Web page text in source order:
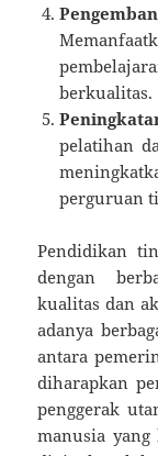
berkualitas.
pelatihan
perguruan
Pendidikan
dengan
kualitas dan
adanya
antara
diharapkan
penggerak
manusia